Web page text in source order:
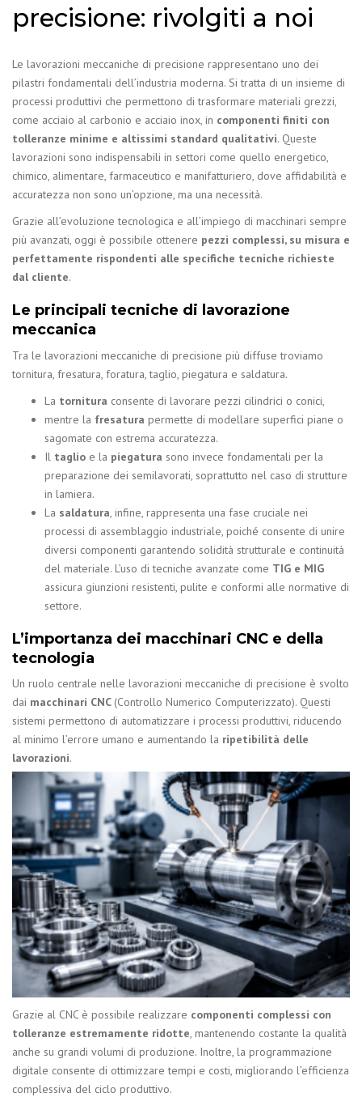
precisione: rivolgiti a noi
Le lavorazioni meccaniche di precisione rappresentano uno dei
pilastri fondamentali dell’industria moderna. Si tratta di un insieme di
processi produttivi che permettono di trasformare materiali grezzi,
come acciaio al carbonio e acciaio inox, in componenti finiti con
tolleranze minime e altissimi standard qualitativi. Queste
lavorazioni sono indispensabili in settori come quello energetico,
chimico, alimentare, farmaceutico e manifatturiero, dove affidabilità e
accuratezza non sono un’opzione, ma una necessità.
Grazie all’evoluzione tecnologica e all’impiego di macchinari sempre
più avanzati, oggi è possibile ottenere pezzi complessi, su misura e
perfettamente rispondenti alle specifiche tecniche richieste
dal cliente.
Le principali tecniche di lavorazione
meccanica
Tra le lavorazioni meccaniche di precisione più diffuse troviamo
tornitura, fresatura, foratura, taglio, piegatura e saldatura.
La tornitura consente di lavorare pezzi cilindrici o conici,
mentre la fresatura permette di modellare superfici piane o
sagomate con estrema accuratezza.
Il taglio e la piegatura sono invece fondamentali per la
preparazione dei semilavorati, soprattutto nel caso di strutture
in lamiera.
La saldatura , infine, rappresenta una fase cruciale nei
processi di assemblaggio industriale, poiché consente di unire
diversi componenti garantendo solidità strutturale e continuità
del materiale. L’uso di tecniche avanzate come TIG e MIG
assicura giunzioni resistenti, pulite e conformi alle normative di
settore.
L’importanza dei macchinari CNC e della
tecnologia
Un ruolo centrale nelle lavorazioni meccaniche di precisione è svolto
dai macchinari CNC (Controllo Numerico Computerizzato). Questi
sistemi permettono di automatizzare i processi produttivi, riducendo
al minimo l’errore umano e aumentando la ripetibilità delle
lavorazioni.
Grazie al CNC è possibile realizzare componenti complessi con
tolleranze estremamente ridotte, mantenendo costante la qualità
anche su grandi volumi di produzione. Inoltre, la programmazione
digitale consente di ottimizzare tempi e costi, migliorando l’efficienza
complessiva del ciclo produttivo.